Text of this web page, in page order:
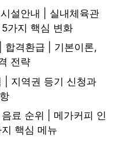
설안내 | 실내체육관
가지 핵심 변화
합격환급 | 기본이론,
전략
| 지역권 등기 신청과
료 순위 | 메가커피 인
핵심 메뉴